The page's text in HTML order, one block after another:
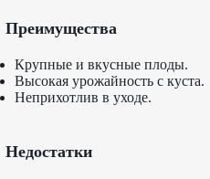
Преимущества
Крупные и вкусные плоды.
Высокая урожайность с куста.
Неприхотлив в уходе.
Недостатки